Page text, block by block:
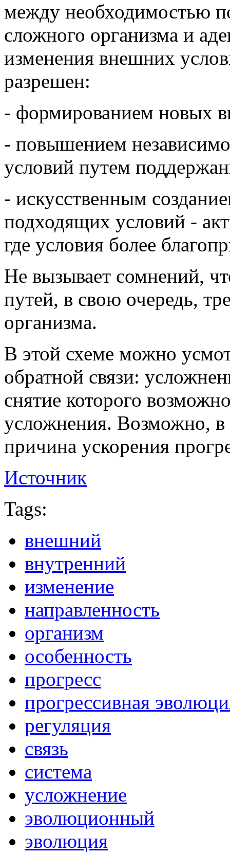
между необходимостью
сложного организма и
изменения внешних
разрешен:
- формированием новых
- повышением
условий путем
- искусственным
подходящих условий -
где условия более
Не вызывает сомнений,
путей, в свою очередь,
организма.
В этой схеме можно
обратной связи:
снятие которого
усложнения. Возможно, в
причина ускорения
Источник
Tags:
внешний
внутренний
изменение
направленность
организм
особенность
прогресс
прогрессивная
регуляция
связь
система
усложнение
эволюционный
эволюция